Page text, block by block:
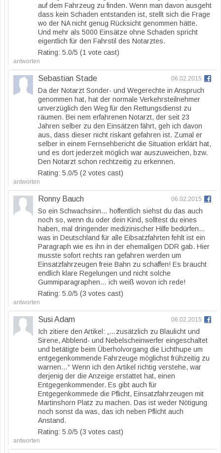
auf dem Fahrzeug zu finden. Wenn man davon ausgeht
dass kein Schaden entstanden ist, stellt sich die Frage
wo der NA nicht genug Rücksicht genommen hätte.
Und mehr als 5000 Einsätze ohne Schaden spricht
eigentlich für den Fahrstil des Notarztes.
Rating: 5.0/5 (1 vote cast)
antworten
Sebastian Stade 06.02.2015
Da der Notarzt Sonder- und Wegerechte in Anspruch
genommen hat, hat der normale Verkehrsteilnehmer
unverzüglich den Weg für den Rettungsdienst zu
räumen. Bei nem erfahrenen Notarzt, der seit 23
Jahren selber zu den Einsätzen fährt, geh ich davon
aus, dass dieser nicht riskant gefahren ist. Zumal er
selber in einem Fernsehbericht die Situation erklärt hat,
und es dort jederzeit möglich war auszuweichen, bzw.
Den Notarzt schon rechtzeitig zu erkennen.
Rating: 5.0/5 (2 votes cast)
antworten
Ronny Bauch 06.02.2015
So ein Schwachsinn… hoffentlich siehst du das auch
noch so, wenn du oder dein Kind, solltest du eines
haben, mal dringender medizinischer Hilfe bedürfen…
was in Deutschland für alle Eibsatzfahrten fehlt ist ein
Paragraph wie es ihn in der ehemaligen DDR gab. Hier
musste sofort rechts ran gefahren werden um
Einsatzfahrzeugen freie Bahn zu schaffen! Es braucht
endlich klare Regelungen und nicht solche
Gummiparagraphen… ich weiß wovon ich rede!
Rating: 5.0/5 (3 votes cast)
antworten
Susi Adam 06.02.2015
Ich zitiere den Artikel: „…zusätzlich zu Blaulicht und
Sirene, Abblend- und Nebelscheinwerfer eingeschaltet
und betätigte beim Überholvorgang die Lichthupe um
entgegenkommende Fahrzeuge möglichst frühzeitig zu
warnen…“ Wenn ich den Artikel richtig verstehe, war
derjenig der die Anzeige erstattet hat, einen
Entgegenkommender. Es gibt auch für
Entgegenkommede die Pflicht, Einsatzfahrzeugen mit
Martinshorn Platz zu machen. Das ist weder Nötigung
noch sonst da was, das ich neben Pflicht auch
Anstand.
Rating: 5.0/5 (3 votes cast)
antworten